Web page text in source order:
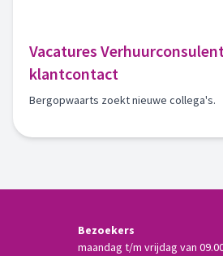
Vacatures
klantcontact
Bergopwaarts zoekt nieuwe collega's.
Bezoekers
maandag t/m vrijdag van